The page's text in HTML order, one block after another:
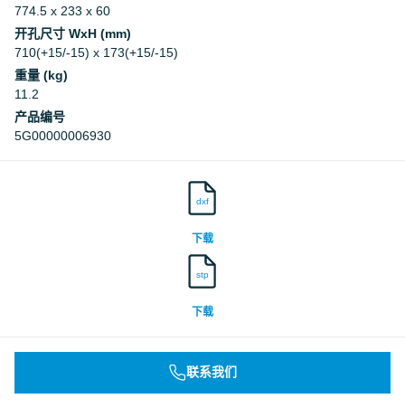
774.5 x 233 x 60
开孔尺寸 WxH (mm)
710(+15/-15) x 173(+15/-15)
重量 (kg)
11.2
产品编号
5G00000006930
dxf
下载
stp
下载
联系我们